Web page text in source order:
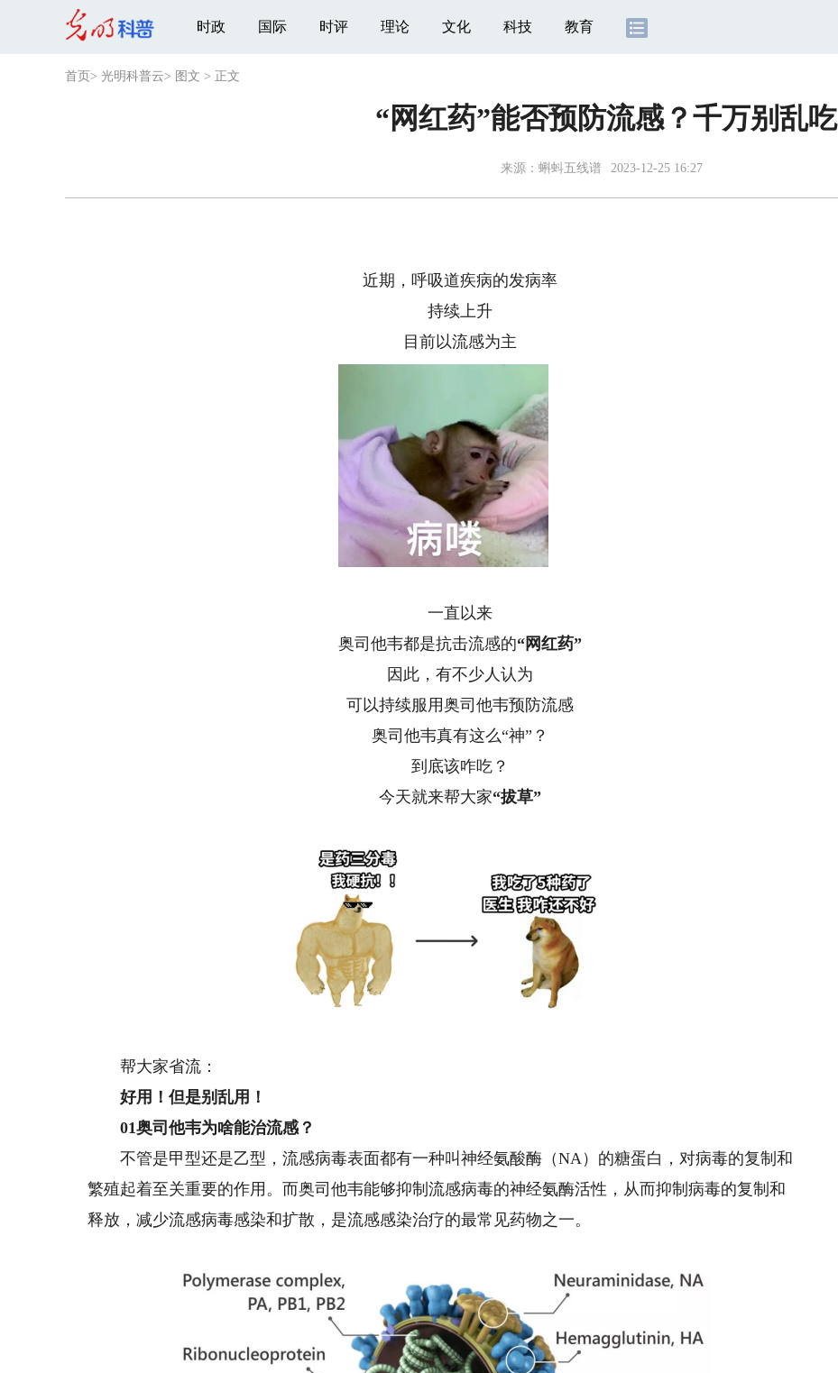
时政 国际 时评 理论 文化 科技 教育
首页 > 光明科普云> 图文 > 正文
“网红药”能否预防流感？千万别乱吃
来源： 蝌蚪五线谱 2023-12-25 16:27
近期，呼吸道疾病的发病率
持续上升
目前以流感为主
一直以来
奥司他韦都是抗击流感的“网红药”
因此，有不少人认为
可以持续服用奥司他韦预防流感
奥司他韦真有这么“神”？
到底该咋吃？
今天就来帮大家“拔草”
帮大家省流：
好用！但是别乱用！
01奥司他韦为啥能治流感？
不管是甲型还是乙型，流感病毒表面都有一种叫神经氨酸酶（NA）的糖蛋白，对病毒的复制和
繁殖起着至关重要的作用。而奥司他韦能够抑制流感病毒的神经氨酶活性，从而抑制病毒的复制和
释放，减少流感病毒感染和扩散，是流感感染治疗的最常见药物之一。